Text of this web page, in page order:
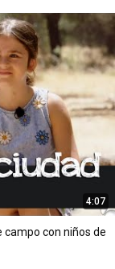
4:07
campo con niños de